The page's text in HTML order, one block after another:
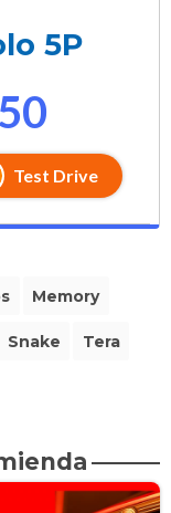
5P
Test Drive
Memory
Snake Tera